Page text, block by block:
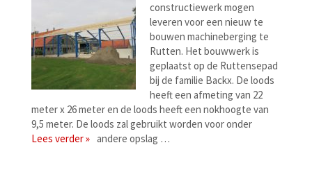
constructiewerk mogen
leveren voor een nieuw te
bouwen machineberging te
Rutten. Het bouwwerk is
geplaatst op de Ruttensepad
bij de familie Backx. De loods
heeft een afmeting van 22
meter x 26 meter en de loods heeft een nokhoogte van
9,5 meter. De loods zal gebruikt worden voor onder
andere opslag …
Lees verder »